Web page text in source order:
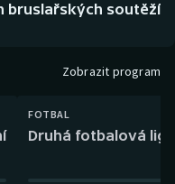
bruslařských soutěží
Zobrazit program
FOTBAL
Druhá fotbalová